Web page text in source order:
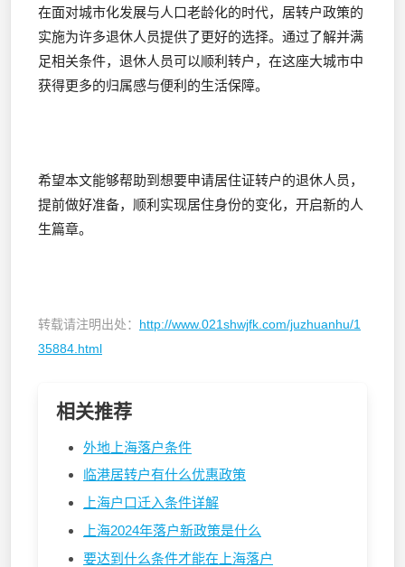
在面对城市化发展与人口老龄化的时代，居转户政策的
实施为许多退休人员提供了更好的选择。通过了解并满
足相关条件，退休人员可以顺利转户，在这座大城市中
获得更多的归属感与便利的生活保障。
希望本文能够帮助到想要申请居住证转户的退休人员，
提前做好准备，顺利实现居住身份的变化，开启新的人
生篇章。
转载请注明出处： http://www.021shwjfk.com/juzhuanhu/1
35884.html
相关推荐
外地上海落户条件
临港居转户有什么优惠政策
上海户口迁入条件详解
上海2024年落户新政策是什么
要达到什么条件才能在上海落户